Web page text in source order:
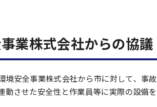
業株式会社からの協議
境安全事業株式会社から市に対して、事
動させた安全性と作業員等に実際の設